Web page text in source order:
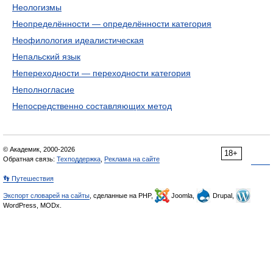
Неологизмы
Неопределённости — определённости категория
Неофилология идеалистическая
Непальский язык
Непереходности — переходности категория
Неполногласие
Непосредственно составляющих метод
18+
© Академик, 2000-2026
Обратная связь: Техподдержка Реклама на сайте
👣 Путешествия
Экспорт словарей на сайты , сделанные на PHP, Joomla,
Drupal,
WordPress, MODx.